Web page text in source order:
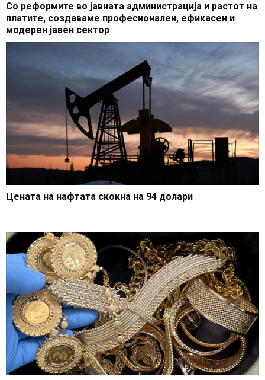
Со реформите во јавната администрација и растот на
платите, создаваме професионален, ефикасен и
модерен јавен сектор
Цената на нафтата скокна на 94 долари